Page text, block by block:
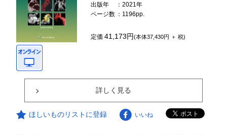
出版年
：2021年
ページ数 ：1196pp.
定価41,173円(本体37,430円 ＋ 税)
詳しく見る
ほしいものリストに登録 いいね